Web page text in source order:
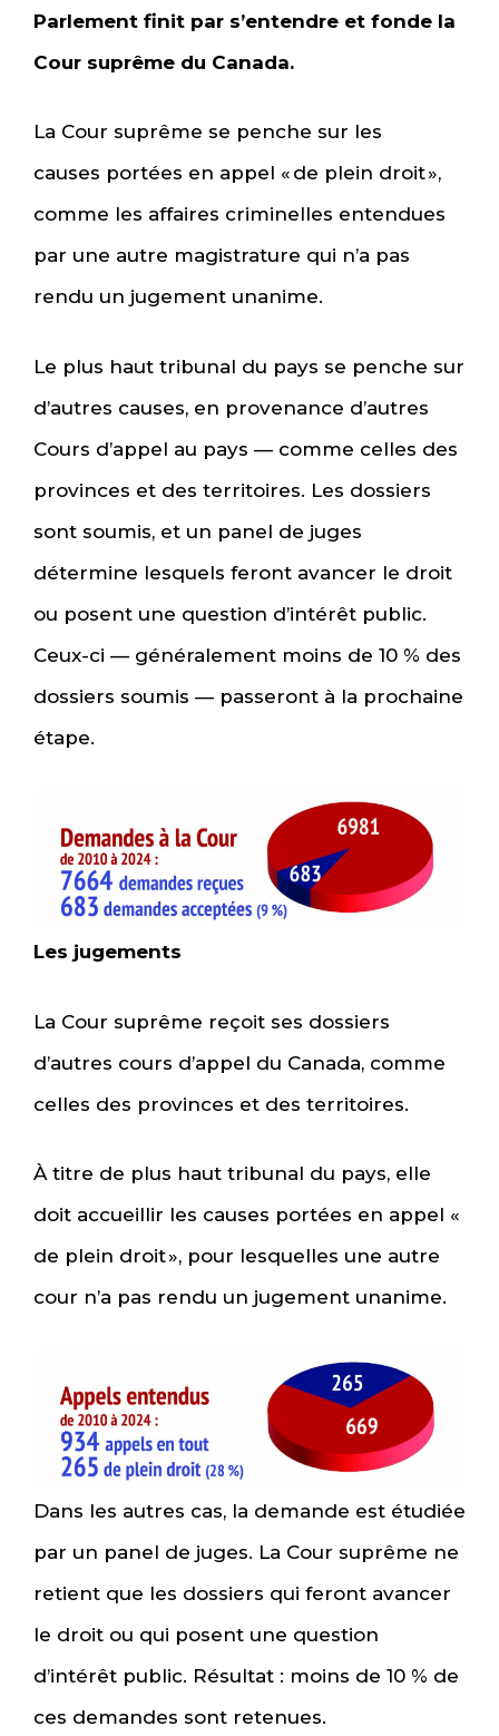
Parlement finit par s’entendre et fonde la
Cour suprême du Canada.
La Cour suprême se penche sur les
causes portées en appel « de plein droit »,
comme les affaires criminelles entendues
par une autre magistrature qui n’a pas
rendu un jugement unanime.
Le plus haut tribunal du pays se penche sur
d’autres causes, en provenance d’autres
Cours d’appel au pays — comme celles des
provinces et des territoires. Les dossiers
sont soumis, et un panel de juges
détermine lesquels feront avancer le droit
ou posent une question d’intérêt public.
Ceux-ci — généralement moins de 10 % des
dossiers soumis — passeront à la prochaine
étape.
Les jugements
La Cour suprême reçoit ses dossiers
d’autres cours d’appel du Canada, comme
celles des provinces et des territoires.
À titre de plus haut tribunal du pays, elle
doit accueillir les causes portées en appel «
de plein droit », pour lesquelles une autre
cour n’a pas rendu un jugement unanime.
Dans les autres cas, la demande est étudiée
par un panel de juges. La Cour suprême ne
retient que les dossiers qui feront avancer
le droit ou qui posent une question
d’intérêt public. Résultat : moins de 10 % de
ces demandes sont retenues.